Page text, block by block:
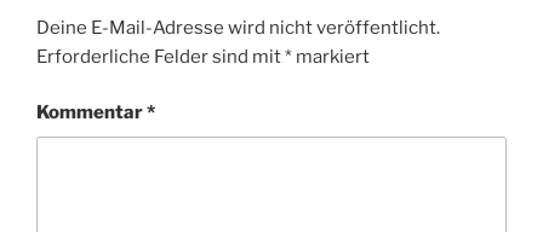
Deine E-Mail-Adresse wird nicht veröffentlicht.
Erforderliche Felder sind mit* markiert
Kommentar*